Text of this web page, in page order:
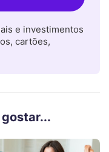
e investimentos
cartões,